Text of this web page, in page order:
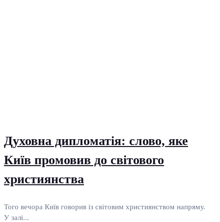
Духовна дипломатія: слово, яке
Київ промовив до світового
християнства
Того вечора Київ говорив із світовим християнством напряму.
У залі...